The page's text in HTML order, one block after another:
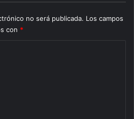
no será publicada. Los campos
con *